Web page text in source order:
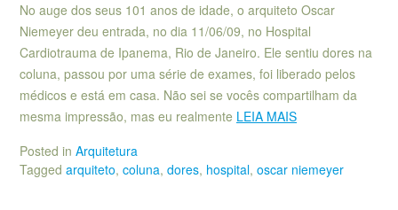
No auge dos seus 101 anos de idade, o arquiteto Oscar
Niemeyer deu entrada, no dia 11/06/09, no Hospital
Cardiotrauma de Ipanema, Rio de Janeiro. Ele sentiu dores na
coluna, passou por uma série de exames, foi liberado pelos
médicos e está em casa. Não sei se vocês compartilham da
mesma impressão, mas eu realmente LEIA MAIS
Posted in Arquitetura
Tagged arquiteto, coluna, dores, hospital, oscar niemeyer